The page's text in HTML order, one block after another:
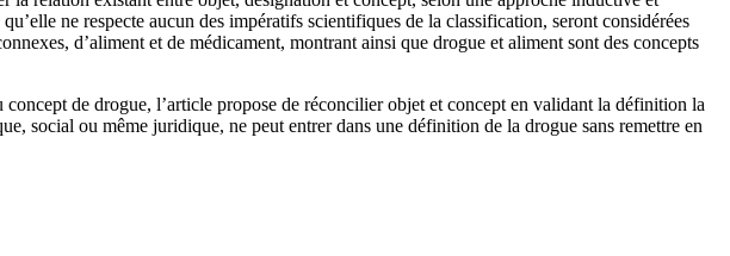
ne respecte aucun des impératifs scientifiques de la classification, seront considérées
d’aliment et de médicament, montrant ainsi que drogue et aliment sont des concepts
de drogue, l’article propose de réconcilier objet et concept en validant la définition la
social ou même juridique, ne peut entrer dans une définition de la drogue sans remettre en